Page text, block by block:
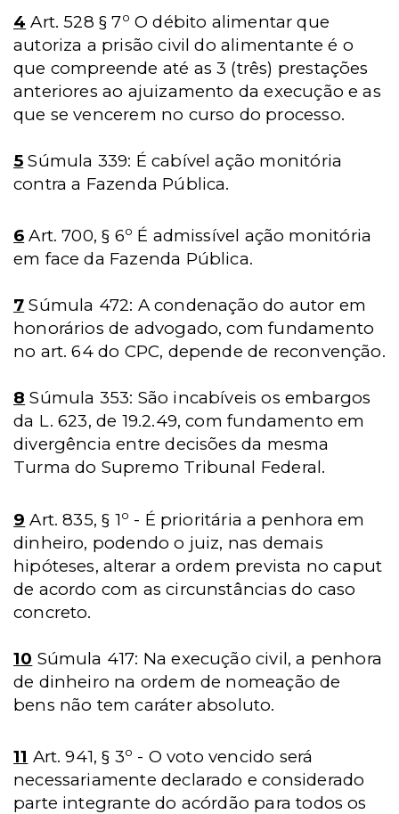
4 Art. 528 § 7o O débito alimentar que
autoriza a prisão civil do alimentante é o
que compreende até as 3 (três) prestações
anteriores ao ajuizamento da execução e as
que se vencerem no curso do processo.
5 Súmula 339: É cabível ação monitória
contra a Fazenda Pública.
6 Art. 700, § 6o É admissível ação monitória
em face da Fazenda Pública.
7 Súmula 472: A condenação do autor em
honorários de advogado, com fundamento
no art. 64 do CPC, depende de reconvenção.
8 Súmula 353: São incabíveis os embargos
da L. 623, de 19.2.49, com fundamento em
divergência entre decisões da mesma
Turma do Supremo Tribunal Federal.
9 Art. 835, § 1o - É prioritária a penhora em
dinheiro, podendo o juiz, nas demais
hipóteses, alterar a ordem prevista no caput
de acordo com as circunstâncias do caso
concreto.
10 Súmula 417: Na execução civil, a penhora
de dinheiro na ordem de nomeação de
bens não tem caráter absoluto.
11 Art. 941, § 3o - O voto vencido será
necessariamente declarado e considerado
parte integrante do acórdão para todos os